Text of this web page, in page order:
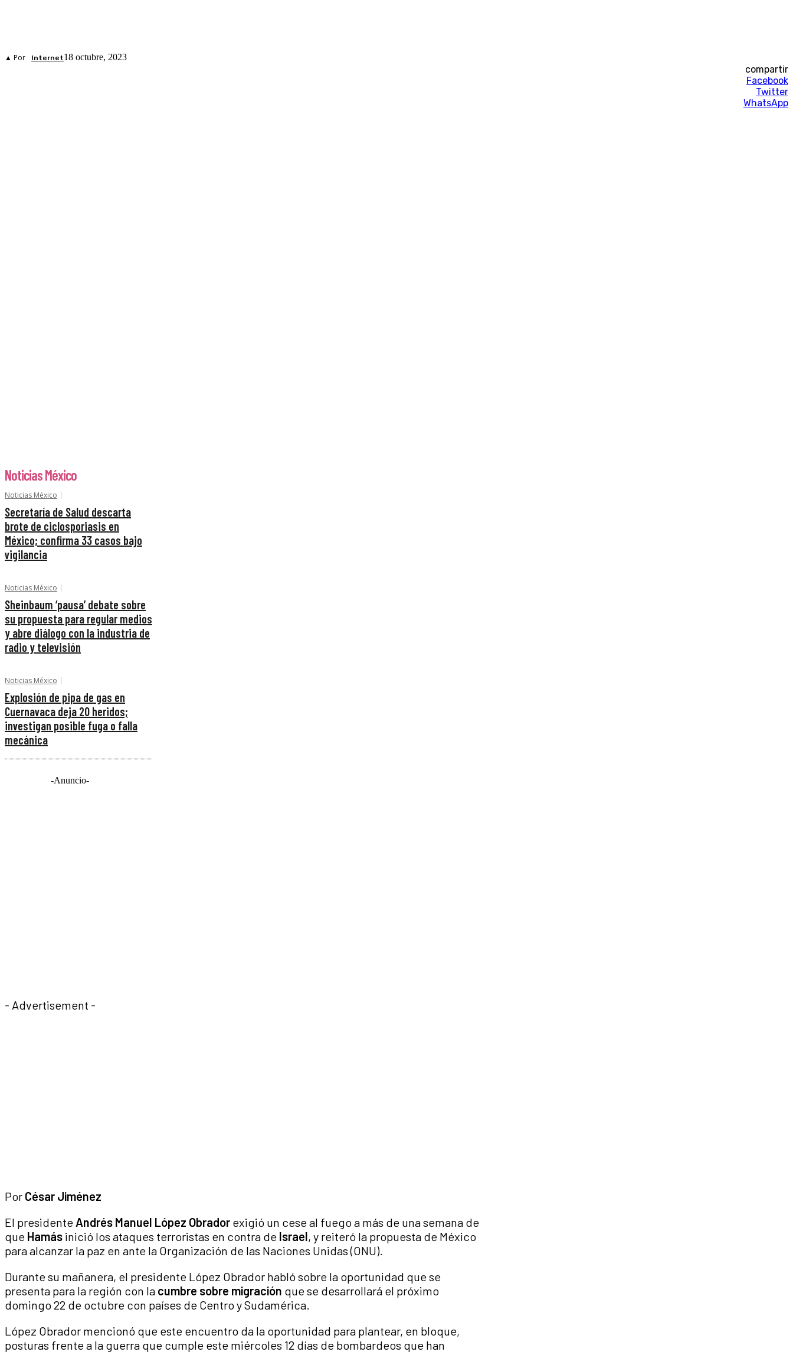
▲ Por Internet18 octubre, 2023
compartir
Facebook
Twitter
WhatsApp
Noticias México
Noticias México
Secretaría de Salud descarta
brote de ciclosporiasis en
México; confirma 33 casos bajo
vigilancia
Noticias México
Sheinbaum ‘pausa’ debate sobre
su propuesta para regular medios
y abre diálogo con la industria de
radio y televisión
Noticias México
Explosión de pipa de gas en
Cuernavaca deja 20 heridos;
investigan posible fuga o falla
mecánica
-Anuncio-
- Advertisement -
Por César Jiménez
El presidente Andrés Manuel López Obrador exigió un cese al fuego a más de una semana de
que Hamás inició los ataques terroristas en contra de Israel, y reiteró la propuesta de México
para alcanzar la paz en ante la Organización de las Naciones Unidas (ONU).
Durante su mañanera, el presidente López Obrador habló sobre la oportunidad que se
presenta para la región con la cumbre sobre migración que se desarrollará el próximo
domingo 22 de octubre con países de Centro y Sudamérica.
López Obrador mencionó que este encuentro da la oportunidad para plantear, en bloque,
posturas frente a la guerra que cumple este miércoles 12 días de bombardeos que han